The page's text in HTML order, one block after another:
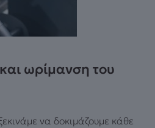
ωρίμανση του
να δοκιμάζουμε κάθε